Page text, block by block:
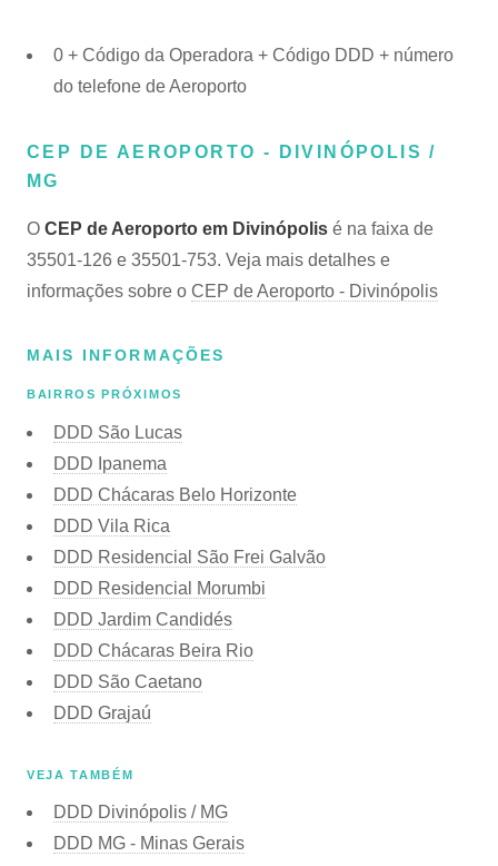
0 + Código da Operadora + Código DDD + número
do telefone de Aeroporto
CEP DE AEROPORTO - DIVINÓPOLIS /
MG
O CEP de Aeroporto em Divinópolis é na faixa de
35501-126 e 35501-753. Veja mais detalhes e
informações sobre o CEP de Aeroporto - Divinópolis
MAIS INFORMAÇÕES
BAIRROS PRÓXIMOS
DDD São Lucas
DDD Ipanema
DDD Chácaras Belo Horizonte
DDD Vila Rica
DDD Residencial São Frei Galvão
DDD Residencial Morumbi
DDD Jardim Candidés
DDD Chácaras Beira Rio
DDD São Caetano
DDD Grajaú
VEJA TAMBÉM
DDD Divinópolis / MG
DDD MG - Minas Gerais